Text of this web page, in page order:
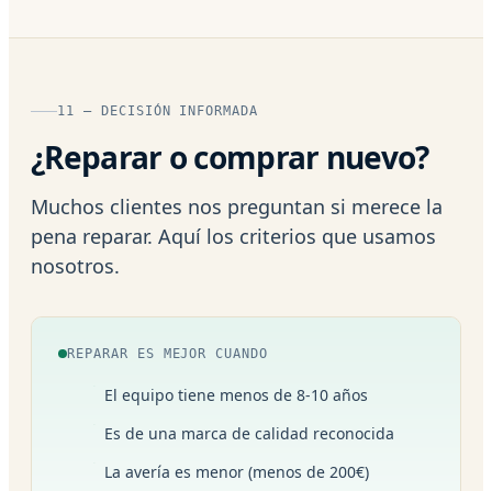
11 — DECISIÓN INFORMADA
¿Reparar o comprar nuevo?
Muchos clientes nos preguntan si merece la
pena reparar. Aquí los criterios que usamos
nosotros.
REPARAR ES MEJOR CUANDO
El equipo tiene menos de 8-10 años
Es de una marca de calidad reconocida
La avería es menor (menos de 200€)